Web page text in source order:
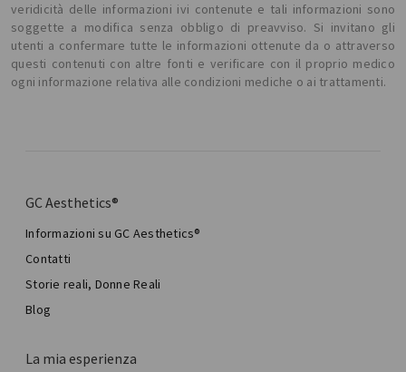
veridicità delle informazioni ivi contenute e tali informazioni sono
soggette a modifica senza obbligo di preavviso. Si invitano gli
utenti a confermare tutte le informazioni ottenute da o attraverso
questi contenuti con altre fonti e verificare con il proprio medico
ogni informazione relativa alle condizioni mediche o ai trattamenti.
GC Aesthetics®
Informazioni su GC Aesthetics®
Contatti
Storie reali, Donne Reali
Blog
La mia esperienza